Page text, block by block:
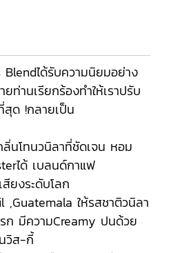
ได้รับความนิยมอย่าง
ท่านเรียกร้องทำให้เราปรับ
สุด !กลายเป็น
นโทนวนิลาที่ชัดเจน หอม
ได้ เบลนด์กาแฟ
ยงระดับโลก
,Guatemala ให้รสชาติวนิลา
ก มีความCreamy ปนด้วย
วิส-กี้